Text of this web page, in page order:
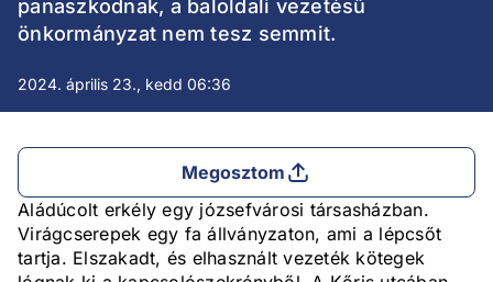
panaszkodnak, a baloldali vezetésű
önkormányzat nem tesz semmit.
2024. április 23., kedd 06:36
Megosztom
Aládúcolt erkély egy józsefvárosi társasházban.
Virágcserepek egy fa állványzaton, ami a lépcsőt
tartja. Elszakadt, és elhasznált vezeték kötegek